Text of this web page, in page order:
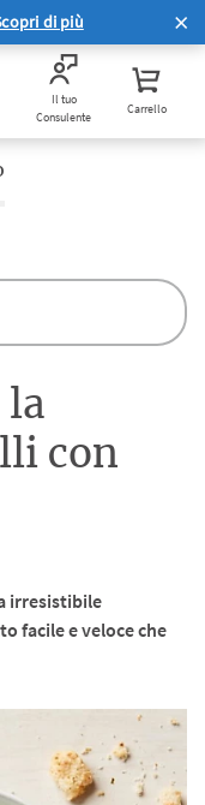
di più
Il tuo
Consulente
Carrello
la
con
irresistibile
facile e veloce che